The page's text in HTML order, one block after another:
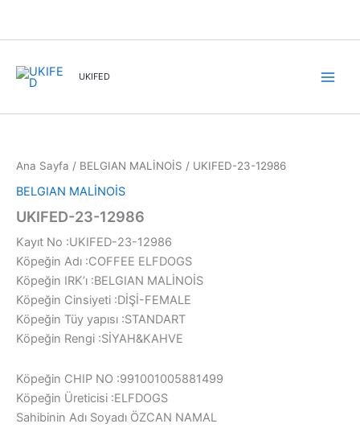
UKIFED
Ana Sayfa / BELGIAN MALİNOİS / UKIFED-23-12986
BELGIAN MALİNOİS
UKIFED-23-12986
Kayıt No :UKIFED-23-12986
Köpeğin Adı :COFFEE ELFDOGS
Köpeğin IRK’ı :BELGIAN MALİNOİS
Köpeğin Cinsiyeti :DİŞİ-FEMALE
Köpeğin Tüy yapısı :STANDART
Köpeğin Rengi :SİYAH&KAHVE
Köpeğin CHIP NO :991001005881499
Köpeğin Üreticisi :ELFDOGS
Sahibinin Adı Soyadı ÖZCAN NAMAL